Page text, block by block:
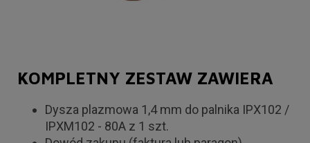
KOMPLETNY ZESTAW ZAWIERA
Dysza plazmowa 1,4 mm do palnika IPX102 /
IPXM102 - 80A z 1 szt.